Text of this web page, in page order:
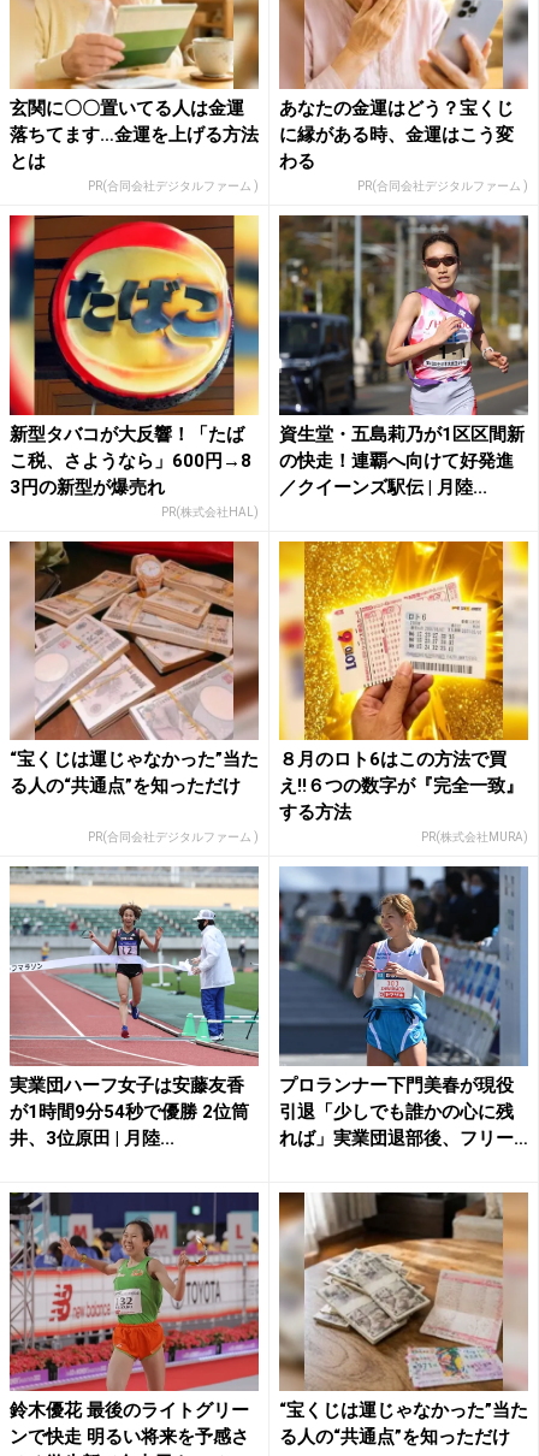
玄関に〇〇置いてる人は金運
落ちてます…金運を上げる方法
とは
PR(合同会社デジタルファーム )
あなたの金運はどう？宝くじ
に縁がある時、金運はこう変
わる
PR(合同会社デジタルファーム )
新型タバコが大反響！「たば
こ税、さようなら」600円→8
3円の新型が爆売れ
PR(株式会社HAL)
資生堂・五島莉乃が1区区間新
の快走！連覇へ向けて好発進
／クイーンズ駅伝 | 月陸...
“宝くじは運じゃなかった”当た
る人の“共通点”を知っただけ
PR(合同会社デジタルファーム )
８月のロト6はこの方法で買
え!!６つの数字が『完全一致』
する方法
PR(株式会社MURA)
実業団ハーフ女子は安藤友香
が1時間9分54秒で優勝 2位筒
井、3位原田 | 月陸...
プロランナー下門美春が現役
引退「少しでも誰かの心に残
れば」実業団退部後、フリー
鈴木優花 最後のライトグリー
ンで快走 明るい将来を予感さ
“宝くじは運じゃなかった”当た
る人の“共通点”を知っただけ